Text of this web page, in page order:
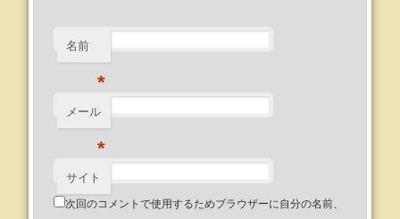
名前
*
メール
*
サイト
次回のコメントで使用するためブラウザーに自分の名前、